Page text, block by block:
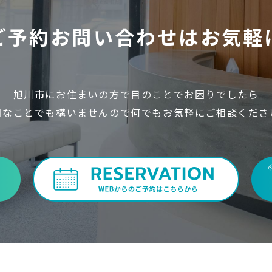
予約お問い合わせはお気軽
旭川市にお住まいの方で目のことでお困りでしたら
ことでも構いませんので何でもお気軽にご相談くだ